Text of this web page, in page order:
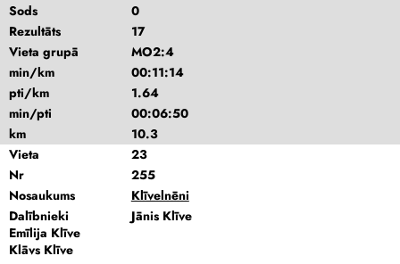
Sods
0
Rezultāts
17
Vieta grupā
MO2:4
min/km
00:11:14
pti/km
1.64
min/pti
00:06:50
km
10.3
Vieta
23
Nr
255
Nosaukums
Klīvelnēni
Dalībnieki
Jānis Klīve
Emīlija Klīve
Klāvs Klīve